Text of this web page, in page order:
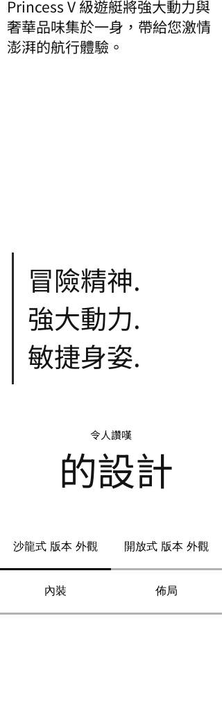
Princess V 級遊艇將強大動力與
奢華品味集於一身，帶給您激情
澎湃的航行體驗。
冒險精神.
強大動力.
敏捷身姿.
令人讚嘆
的設計
沙龍式 版本 外觀 開放式 版本 外觀
內裝 佈局